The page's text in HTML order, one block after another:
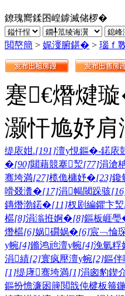
鐐瑰嚮鍒囨崲鎼滅储椤�
閲嶅簡 > 娓濅腑鍖� > 瑙ｆ
蹇€熸煡
灏忓尯妤
缇庡姏.[191]澶у悓鏂�-鍩庡
�[90]閮藉競搴洯[77]涓滄
骞垮満[27]榄佹槦妤�[23]鑱
嗗叕瀵�[17]涓幆閾跺骇
鏄熸渤鍩�[11]杈剧編鑺卞洯
櫙[8]涓滃拰婀�[8]鏂板崕
熸櫙[6]娲礀娲�[6]宸﹁惀
у帵[4]鏅鸿兘澶у帵[4]浼氫
涓績[2]寰疯壓澶у帵[2]鏂
[1]缇庨骞垮満[1]涓囪豹鍥
鏂扮憺濂囦簲閲戠伅楗板箍